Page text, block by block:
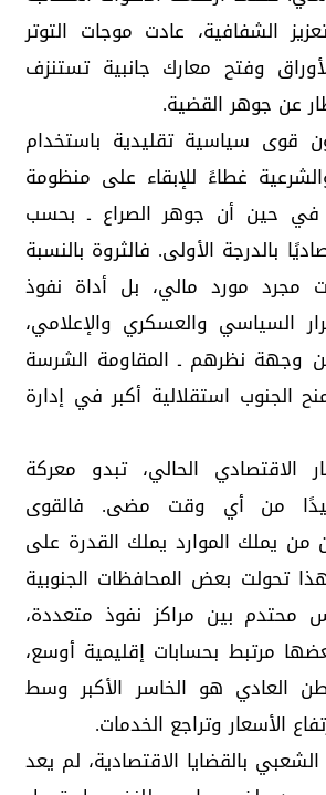
الشفافية، عادت موجات التوتر
وفتح معارك جانبية تستنزف
عن جوهر القضية.
قوى سياسية تقليدية باستخدام
غطاءً للإبقاء على منظومة
في حين أن جوهر الصراع ـ بحسب
بالدرجة الأولى. فالثروة بالنسبة
مجرد مورد مالي، بل أداة نفوذ
السياسي والعسكري والإعلامي،
وجهة نظرهم ـ المقاومة الشرسة
الجنوب استقلالية أكبر في إدارة
الاقتصادي الحالي، تبدو معركة
من أي وقت مضى. فالقوى
من يملك الموارد يملك القدرة على
تحولت بعض المحافظات الجنوبية
محتدم بين مراكز نفوذ متعددة،
مرتبط بحسابات إقليمية أوسع،
العادي هو الخاسر الأكبر وسط
الأسعار وتراجع الخدمات.
بالقضايا الاقتصادية، لم يعد